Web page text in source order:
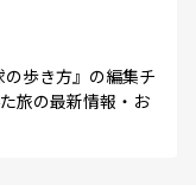
歩き方』の編集チ
旅の最新情報・お